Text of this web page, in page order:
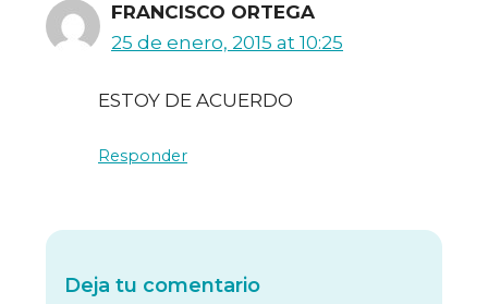
FRANCISCO ORTEGA
25 de enero, 2015 at 10:25
ESTOY DE ACUERDO
Responder
Deja tu comentario